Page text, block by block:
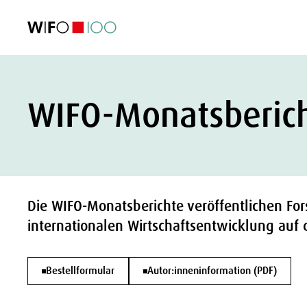
WIFO-
Die WIFO-Monatsberichte veröffentlichen
internationalen Wirtschaftsentwicklung auf
Bestellformular Autor:inneninformation (PDF)